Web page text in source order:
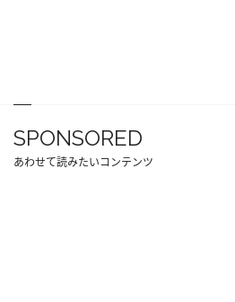
SPONSORED
あわせて読みたいコンテンツ